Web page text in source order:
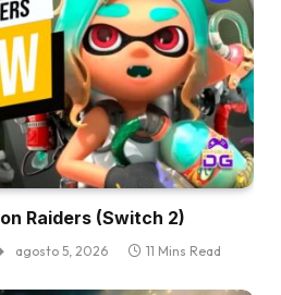
Raiders (Switch 2)
agosto 5, 2026 11 Mins Read